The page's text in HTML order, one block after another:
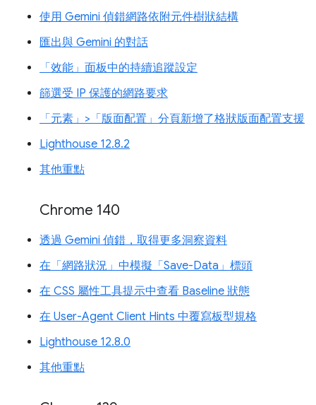
使用 Gemini 偵錯網路依附元件樹狀結構
匯出與 Gemini 的對話
「效能」面板中的持續追蹤設定
篩選受 IP 保護的網路要求
「元素」>「版面配置」分頁新增了格狀版面配置支援
Lighthouse 12.8.2
其他重點
Chrome 140
透過 Gemini 偵錯，取得更多洞察資料
在「網路狀況」中模擬「Save-Data」標頭
在 CSS 屬性工具提示中查看 Baseline 狀態
在 User-Agent Client Hints 中覆寫板型規格
Lighthouse 12.8.0
其他重點